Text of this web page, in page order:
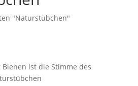
"Naturstübchen"